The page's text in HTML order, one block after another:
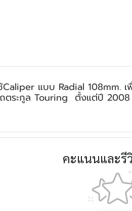
Caliper แบบ Radial
รถตระกูล Touring ตั้งแต่ปี
คะแนนและรี